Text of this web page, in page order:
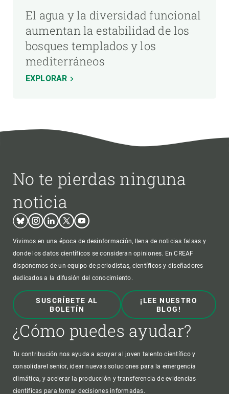
El agua y la diversidad funcional
aumentan la estabilidad de los
bosques templados y los
mediterráneos
EXPLORAR
No te pierdas ninguna
noticia
BlueskyInstagram
LinkedinTwitterYoutube
Vivimos en una época de desinformación, llena de noticias falsas y
donde los datos científicos se consideran opiniones. En CREAF
disponemos de un equipo de periodistas, científicos y diseñadores
dedicados a la difusión del conocimiento.
SUSCRÍBETE AL
BOLETÍN
¡LEE NUESTRO
BLOG!
¿Cómo puedes ayudar?
Tu contribución nos ayuda a apoyar al joven talento científico y
consolidarel senior, idear nuevas soluciones para la emergencia
climática, y acelerar la producción y transferencia de evidencias
científicas para tomar decisiones informadas.